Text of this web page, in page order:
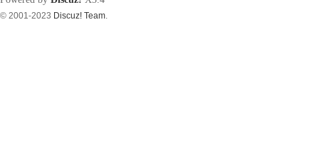
© 2001-2023 Discuz! Team